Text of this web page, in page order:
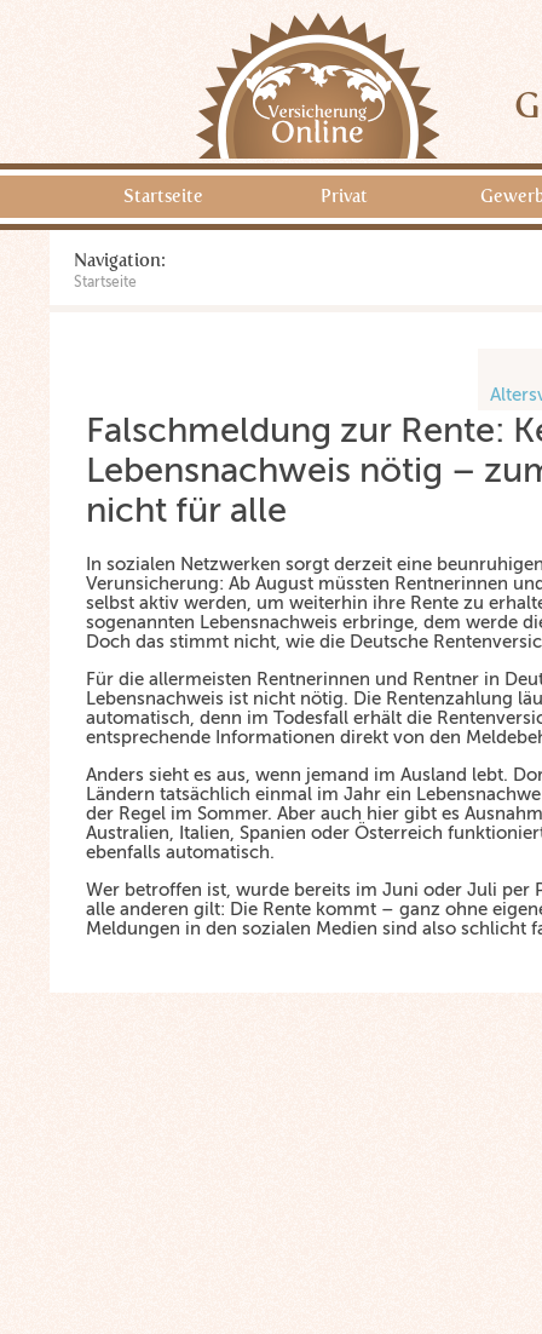
Startseite Privat
Navigation:
Startseite
Falschmeldung zur Rente:
Lebensnachweis nötig –
nicht für alle
In sozialen Netzwerken sorgt derzeit eine
Verunsicherung: Ab August müssten Rentnerinnen
selbst aktiv werden, um weiterhin ihre Rente zu
sogenannten Lebensnachweis erbringe, dem werde
Doch das stimmt nicht, wie die Deutsche
Für die allermeisten Rentnerinnen und Rentner in
Lebensnachweis ist nicht nötig. Die Rentenzahlung
automatisch, denn im Todesfall erhält die
entsprechende Informationen direkt von den
Anders sieht es aus, wenn jemand im Ausland lebt.
Ländern tatsächlich einmal im Jahr ein
der Regel im Sommer. Aber auch hier gibt es
Australien, Italien, Spanien oder Österreich
ebenfalls automatisch.
Wer betroffen ist, wurde bereits im Juni oder Juli per
alle anderen gilt: Die Rente kommt – ganz ohne
Meldungen in den sozialen Medien sind also schlicht